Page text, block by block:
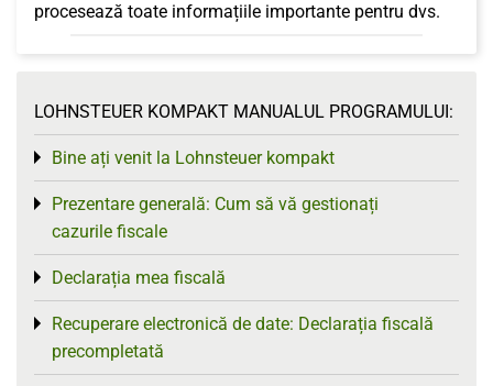
procesează toate informațiile importante pentru dvs.
LOHNSTEUER KOMPAKT MANUALUL PROGRAMULUI:
Bine ați venit la Lohnsteuer kompakt
Toggle menu
Prezentare generală: Cum să vă gestionați
cazurile fiscale
Toggle menu
Declarația mea fiscală
Toggle menu
Recuperare electronică de date: Declarația fiscală
precompletată
Toggle menu